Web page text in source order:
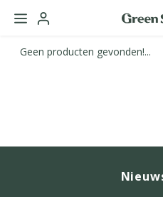
Hoofdmenu / green sweet
Geen producten gevonden!...